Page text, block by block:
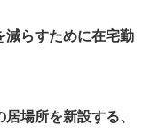
減らすために在宅勤
場所を新設する、